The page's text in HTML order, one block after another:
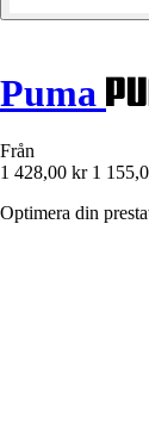
Puma
Från
1 428,00 kr 1
Optimera din